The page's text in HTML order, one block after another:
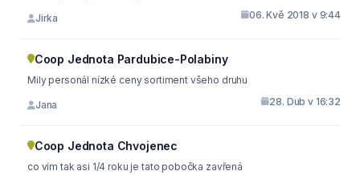
Jirka 06. Kvě 2018 v 9:44
Coop Jednota Pardubice-Polabiny
Mily personál nízké ceny sortiment všeho druhu
Jana 28. Dub v 16:32
Coop Jednota Chvojenec
co vím tak asi 1/4 roku je tato pobočka zavřená